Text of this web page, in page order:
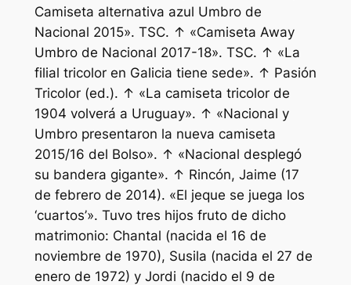
Camiseta alternativa azul Umbro de
Nacional 2015». TSC. ↑ «Camiseta Away
Umbro de Nacional 2017-18». TSC. ↑ «La
filial tricolor en Galicia tiene sede». ↑ Pasión
Tricolor (ed.). ↑ «La camiseta tricolor de
1904 volverá a Uruguay». ↑ «Nacional y
Umbro presentaron la nueva camiseta
2015/16 del Bolso». ↑ «Nacional desplegó
su bandera gigante». ↑ Rincón, Jaime (17
de febrero de 2014). «El jeque se juega los
‘cuartos’». Tuvo tres hijos fruto de dicho
matrimonio: Chantal (nacida el 16 de
noviembre de 1970), Susila (nacida el 27 de
enero de 1972) y Jordi (nacido el 9 de